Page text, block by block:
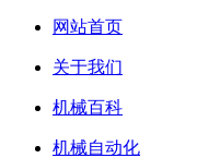
网站首页
关于我们
机械百科
机械自动化